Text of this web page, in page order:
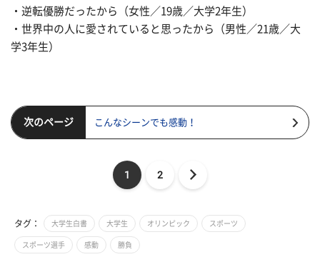
・逆転優勝だったから（女性／19歳／大学2年生）
・世界中の人に愛されていると思ったから（男性／21歳／大
学3年生）
次のページ こんなシーンでも感動！
1 2
タグ： 大学生白書 大学生 オリンピック スポーツ
スポーツ選手 感動 勝負